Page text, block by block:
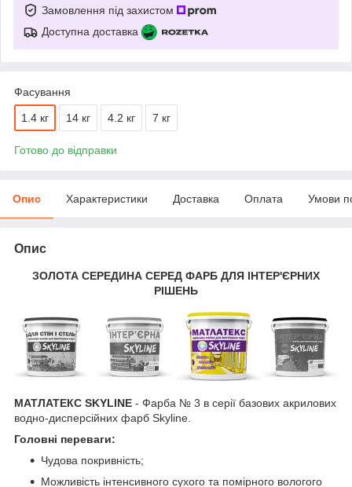
Замовлення під захистом
Доступна доставка
Фасування
1.4 кг 14 кг 4.2 кг 7 кг
Готово до відправки
Опис Характеристики Доставка Оплата Умови
Опис
ЗОЛОТА СЕРЕДИНА СЕРЕД ФАРБ ДЛЯ ІНТЕР'ЄРНИХ
РІШЕНЬ
МАТЛАТЕКС SKYLINE - Фарба № 3 в серії базових акрилових
водно-дисперсійних фарб Skyline.
Головні переваги:
Чудова покривність;
Можливість інтенсивного сухого та помірного вологого